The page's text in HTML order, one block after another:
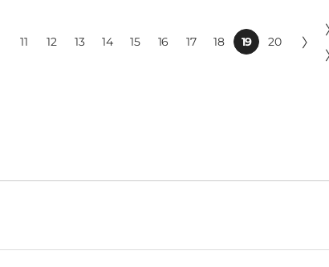
11 12 13 14 15 16 17 18 19 20 〉